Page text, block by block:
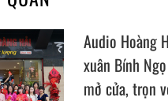
Audio Hoàng
xuân Bính
mở cửa, trọn